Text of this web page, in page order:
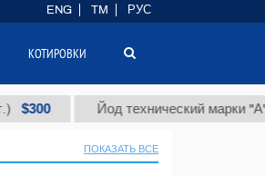
Йод технический марки "А" (т.)
ПОКАЗАТЬ ВСЕ
ENG TM РУС
КОТИРОВКИ